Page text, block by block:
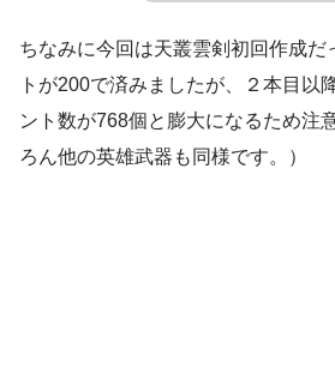
ちなみに今回は天叢雲剣初回作成だ
トが200で済みましたが、２本目以
ント数が768個と膨大になるため注
ろん他の英雄武器も同様です。）